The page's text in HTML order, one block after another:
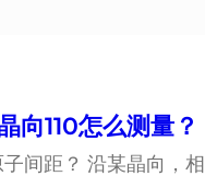
向110怎么测量？
间距？ 沿某晶向，相